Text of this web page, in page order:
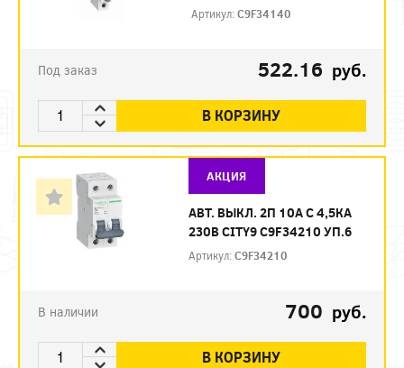
Артикул:C9F34140
Под заказ 522.16 руб.
В КОРЗИНУ
АКЦИЯ
АВТ. ВЫКЛ. 2П 10А С 4,5КА
230В CITY9 C9F34210 УП.6
Артикул:C9F34210
В наличии 700 руб.
В КОРЗИНУ